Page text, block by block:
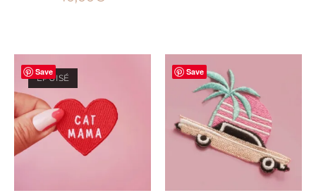
Save
ÉPUISÉ
Save